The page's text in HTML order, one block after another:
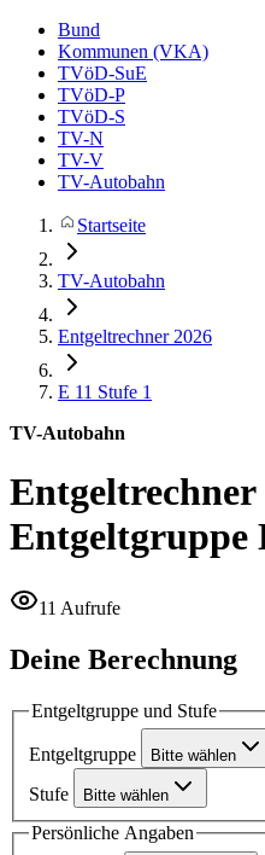
Bund
Kommunen (VKA)
TVöD-SuE
TVöD-P
TVöD-S
TV-N
TV-V
TV-Autobahn
Startseite
TV-Autobahn
Entgeltrechner 2026
E 11 Stufe 1
TV-Autobahn
Entgeltrechner
Entgeltgruppe
11 Aufrufe
Deine Berechnung
Entgeltgruppe und Stufe
Entgeltgruppe Bitte wählen
Stufe Bitte wählen
Persönliche Angaben